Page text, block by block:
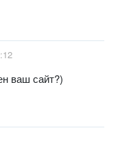
ваш сайт?)